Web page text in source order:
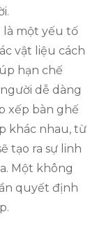
là một yếu tố
vật liệu cách
hạn chế
dễ dàng
xếp bàn ghế
khác nhau, từ
tạo ra sự linh
Một không
quyết định